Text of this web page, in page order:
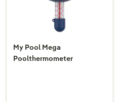
My Pool Mega
Poolthermometer